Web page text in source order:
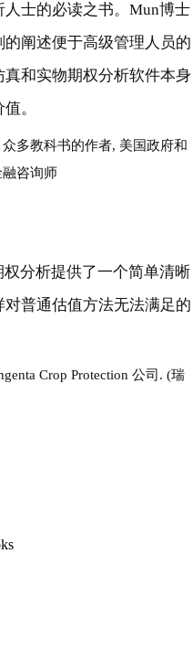
士的必读之书。Mun博士
阐述便于高级管理人员的
和实物期权分析软件本身
。
多教科书的作者, 美国政府和
咨询师
分析提供了一个简单清晰
普通估值方法无法满足的
Crop Protection 公司. (瑞